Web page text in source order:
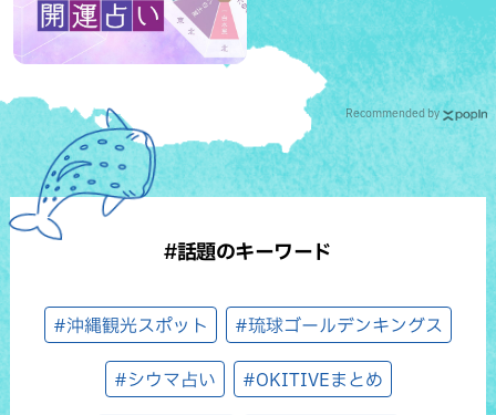
Recommended by
#話題のキーワード
#沖縄観光スポット #琉球ゴールデンキングス
#シウマ占い #OKITIVEまとめ